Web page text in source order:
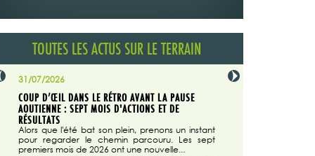
TOUTES LES ACTUS SUR LE TERRAIN
du
31/07/2026
COUP D’ŒIL DANS LE RÉTRO AVANT LA PAUSE
AOUTIENNE : SEPT MOIS D'ACTIONS ET DE
RÉSULTATS
Alors que l'été bat son plein, prenons un instant
pour regarder le chemin parcouru. Les sept
premiers mois de 2026 ont une nouvelle...
29/07/2026